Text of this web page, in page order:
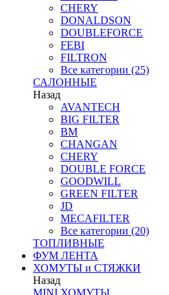
CHERY
DONALDSON
DOUBLEFORCE
FEBI
FILTRON
Все категории (25)
САЛОННЫЕ
Назад
AVANTECH
BIG FILTER
BM
CHANGAN
CHERY
DOUBLE FORCE
GOODWILL
GREEN FILTER
JD
MECAFILTER
Все категории (20)
ТОПЛИВНЫЕ
ФУМ ЛЕНТА
ХОМУТЫ и СТЯЖКИ
Назад
MINI ХОМУТЫ